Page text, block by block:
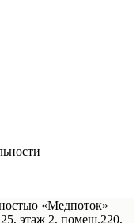
«Медпоток»
этаж 2, помещ.220,